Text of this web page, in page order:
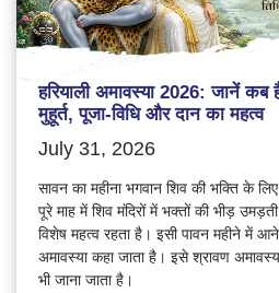
हरियाली अमावस्या 2026: जानें कब
मुहूर्त, पूजा-विधि और दान का महत्व
July 31, 2026
सावन का महीना भगवान शिव की भक्ति के
पूरे माह में शिव मंदिरों में भक्तों की भीड़
विशेष महत्व रहता है। इसी पावन महीने में आने
अमावस्या कहा जाता है। इसे श्रावण
भी जाना जाता है।